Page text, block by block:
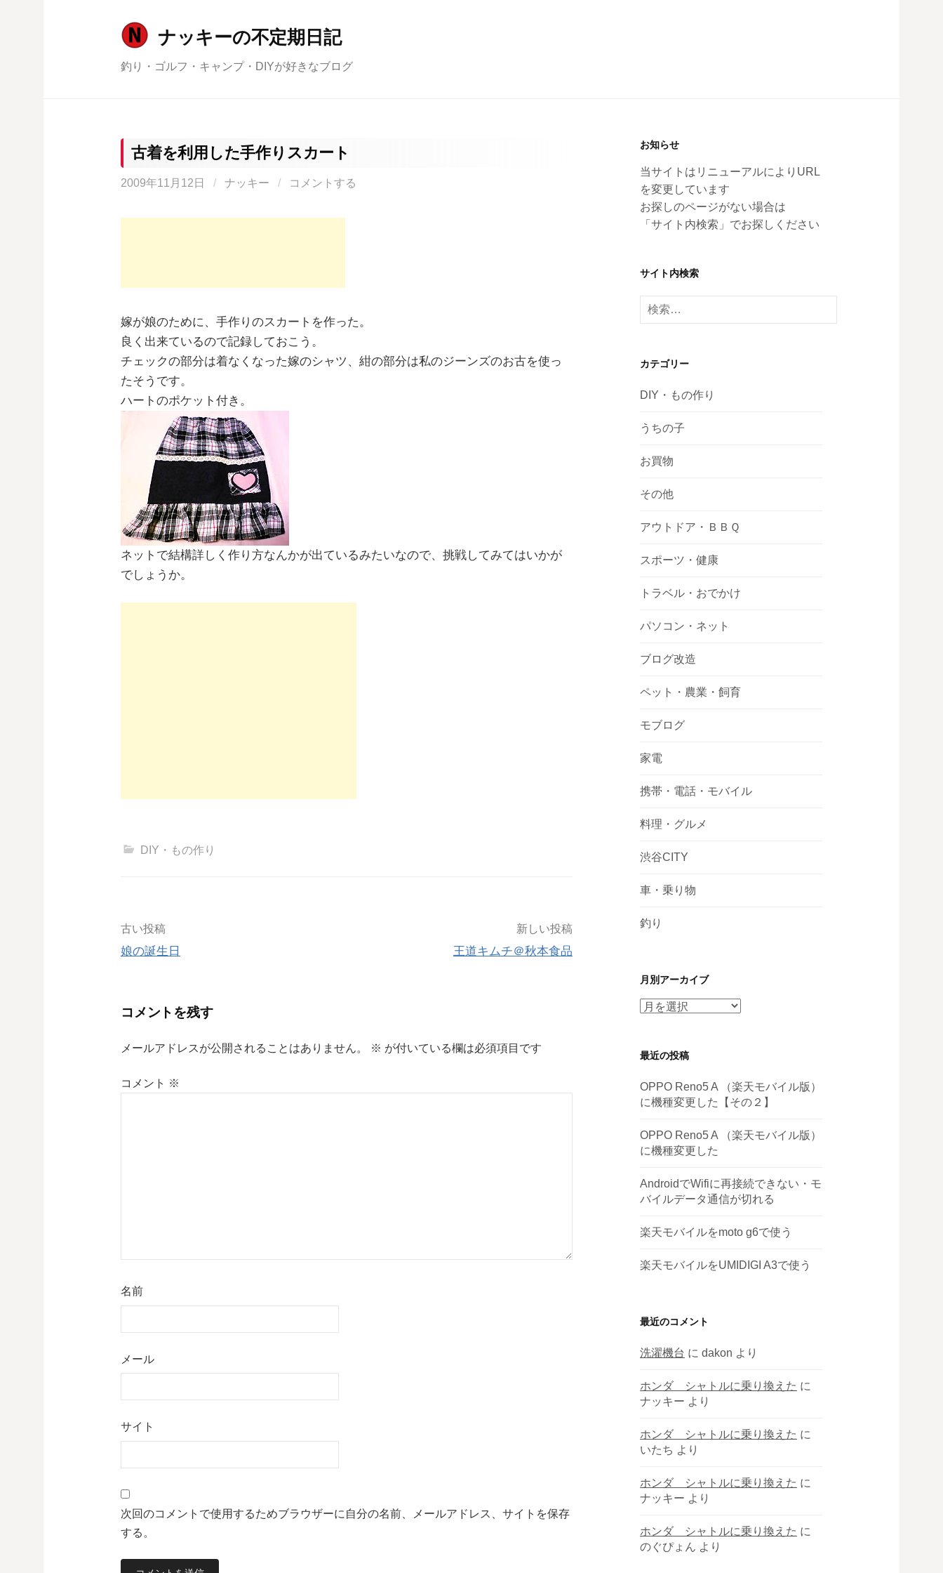
ナッキーの不定期日記
釣り・ゴルフ・キャンプ・DIYが好きなブログ
古着を利用した手作りスカート
2009年11月12日 / ナッキー / コメントする
嫁が娘のために、手作りのスカートを作った。
良く出来ているので記録しておこう。
チェックの部分は着なくなった嫁のシャツ、紺の部分は私のジーンズのお古を使っ
たそうです。
ハートのポケット付き。
ネットで結構詳しく作り方なんかが出ているみたいなので、挑戦してみてはいかが
でしょうか。
DIY・もの作り
投
ナ
ー
古い投稿
娘の誕生日
新しい投稿
王道キムチ＠秋本食品
コメントを残す
メールアドレスが公開されることはありません。 ※ が付いている欄は必須項目です
コメント ※
名前
メール
サイト
次回のコメントで使用するためブラウザーに自分の名前、メールアドレス、サイトを保存
する。
お知らせ
当サイトはリニューアルによりURL
を変更しています
お探しのページがない場合は
「サイト内検索」でお探しください
サイト内検索
検
索:
カテゴリー
DIY・もの作り
うちの子
お買物
その他
アウトドア・ＢＢＱ
スポーツ・健康
トラベル・おでかけ
パソコン・ネット
ブログ改造
ペット・農業・飼育
モブログ
家電
携帯・電話・モバイル
料理・グルメ
渋谷CITY
車・乗り物
釣り
月別アーカイブ
月
ー
イ
ブ
最近の投稿
OPPO Reno5 A （楽天モバイル版）
に機種変更した【その２】
OPPO Reno5 A （楽天モバイル版）
に機種変更した
AndroidでWifiに再接続できない・モ
バイルデータ通信が切れる
楽天モバイルをmoto g6で使う
楽天モバイルをUMIDIGI A3で使う
最近のコメント
洗濯機台 に dakon より
ホンダ シャトルに乗り換えた に
ナッキー より
ホンダ シャトルに乗り換えた に
いたち より
ホンダ シャトルに乗り換えた に
ナッキー より
ホンダ シャトルに乗り換えた に
のぐぴょん より